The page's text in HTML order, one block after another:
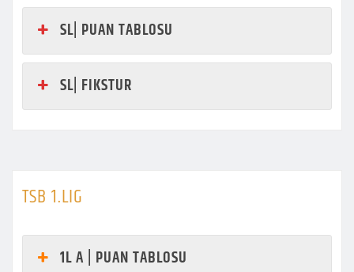
SL| PUAN TABLOSU
SL| FIKSTUR
TSB 1.LIG
1L A | PUAN TABLOSU